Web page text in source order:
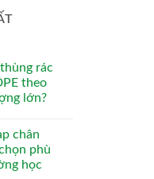
rác
theo
lớn?
chân
phù
học